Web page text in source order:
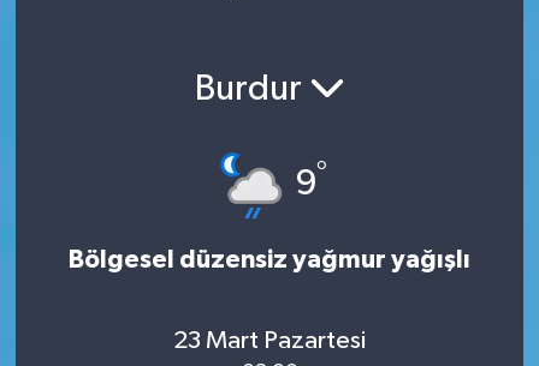
Burdur
9°
Bölgesel düzensiz yağmur yağışlı
23 Mart Pazartesi
BİLİM VE TEKNOLOJİ